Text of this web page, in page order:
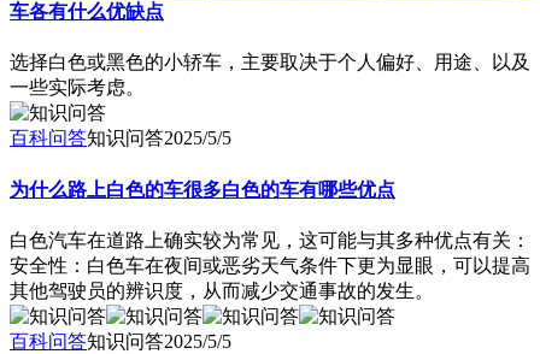
车各有什么优缺点
选择白色或黑色的小轿车，主要取决于个人偏好、用途、以及
一些实际考虑。
百科问答知识问答2025/5/5
为什么路上白色的车很多白色的车有哪些优点
白色汽车在道路上确实较为常见，这可能与其多种优点有关：
安全性：白色车在夜间或恶劣天气条件下更为显眼，可以提高
其他驾驶员的辨识度，从而减少交通事故的发生。
百科问答知识问答2025/5/5